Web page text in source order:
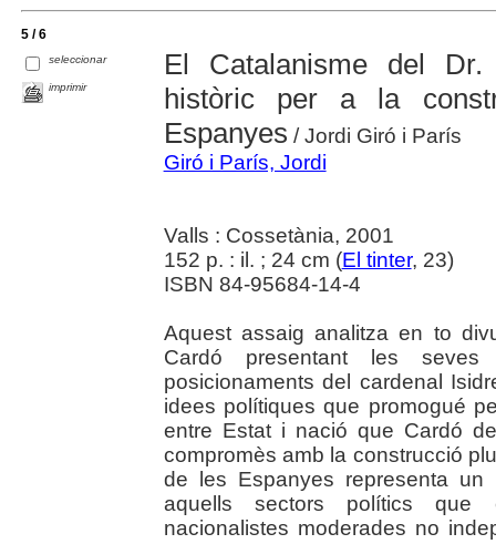
5 / 6
seleccionar
imprimir
El Catalanisme del
històric per a la
Espanyes / Jordi Giró i París
Giró i París, Jordi
Valls : Cossetània, 2001
152 p. : il. ; 24 cm (El tinter, 23)
ISBN 84-95684-14-4
Aquest assaig analitza en to
Cardó presentant les
posicionaments del cardenal
idees polítiques que promogué
entre Estat i nació que Cardó
compromès amb la construcció
de les Espanyes representa
aquells sectors polítics que
nacionalistes moderades no